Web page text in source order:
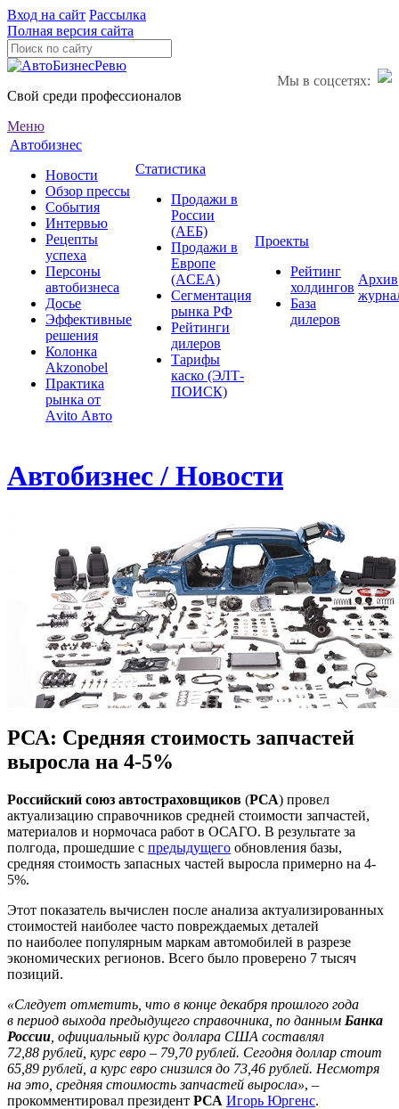
Вход на сайт Рассылка
Полная версия сайта
Мы в соцсетях:
Свой среди профессионалов
Меню
Автобизнес
Новости
Обзор прессы
События
Интервью
Рецепты
успеха
Персоны
автобизнеса
Досье
Эффективные
решения
Колонка
Akzonobel
Практика
рынка от
Аvito Авто
Статистика
Продажи в
России
(АЕБ)
Продажи в
Европе
(ACEA)
Сегментация
рынка РФ
Рейтинги
дилеров
Тарифы
каско (ЭЛТ-
ПОИСК)
Проекты
Рейтинг
холдингов
База
дилеров
Архив
Автобизнес / Новости
РСА: Средняя стоимость запчастей
выросла на 4-5%
Российский союз автостраховщиков (РСА) провел
актуализацию справочников средней стоимости запчастей,
материалов и нормочаса работ в ОСАГО. В результате за
полгода, прошедшие с предыдущего обновления базы,
средняя стоимость запасных частей выросла примерно на 4-
5%.
Этот показатель вычислен после анализа актуализированных
стоимостей наиболее часто повреждаемых деталей
по наиболее популярным маркам автомобилей в разрезе
экономических регионов. Всего было проверено 7 тысяч
позиций.
«Следует отметить, что в конце декабря прошлого года
в период выхода предыдущего справочника, по данным Банка
России , официальный курс доллара США составлял
72,88 рублей, курс евро – 79,70 рублей. Сегодня доллар стоит
65,89 рублей, а курс евро снизился до 73,46 рублей. Несмотря
на это, средняя стоимость запчастей выросла», –
прокомментировал президент РСА Игорь Юргенс.